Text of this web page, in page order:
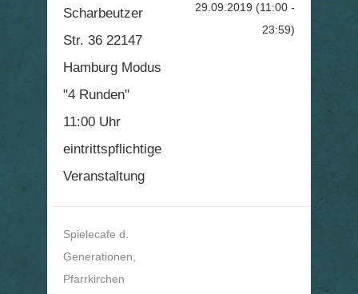
Scharbeutzer
Str. 36 22147
Hamburg Modus
"4 Runden"
11:00 Uhr
eintrittspflichtige
Veranstaltung
29.09.2019 (11:00 -
23:59)
Spielecafe d.
Generationen,
Pfarrkirchen